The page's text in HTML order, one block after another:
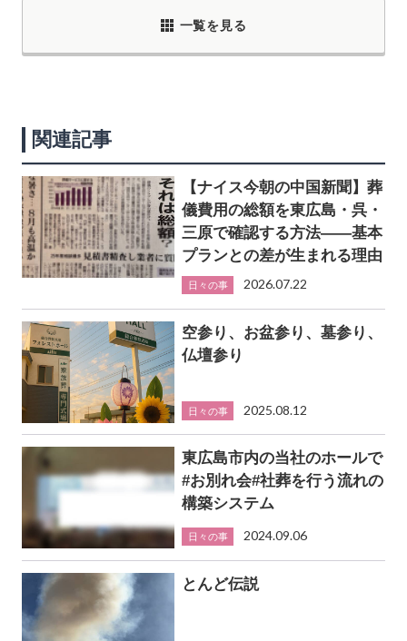
一覧を見る
関連記事
【ナイス今朝の中国新聞】葬
儀費用の総額を東広島・呉・
三原で確認する方法――基本
プランとの差が生まれる理由
日々の事 2026.07.22
空参り、お盆参り、墓参り、
仏壇参り
日々の事 2025.08.12
東広島市内の当社のホールで
#お別れ会#社葬を行う流れの
構築システム
日々の事 2024.09.06
とんど伝説